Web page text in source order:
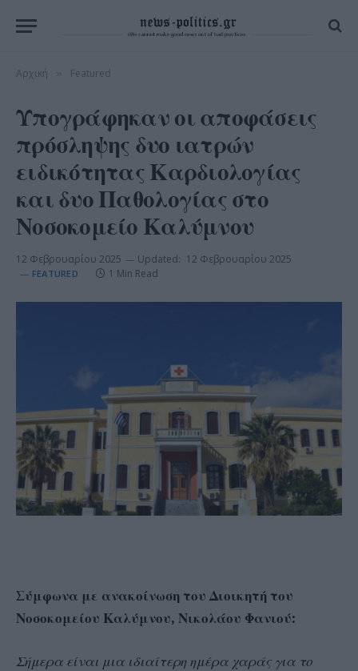
Αρχική Featured
Υπογράφηκαν οι αποφάσεις
πρόσληψης δυο ιατρών
ειδικότητας Καρδιολογίας
και δυο Παθολογίας στο
Νοσοκομείο Καλύμνου
12 Φεβρουαρίου 2025 Updated: 12 Φεβρουαρίου 2025
FEATURED 1 Min Read
Σύμφωνα με ανακοίνωση του Διοικητή του
Νοσοκομείου Καλύμνου, Νικολάου Φανιού:
Σήμερα είναι μια ιδιαίτερη ημέρα χαράς για το